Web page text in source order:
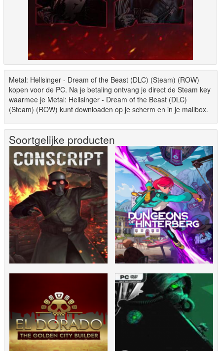
Metal: Hellsinger - Dream of the Beast (DLC) (Steam) (ROW)
kopen voor de PC. Na je betaling ontvang je direct de Steam key
waarmee je Metal: Hellsinger - Dream of the Beast (DLC)
(Steam) (ROW) kunt downloaden op je scherm en in je mailbox.
Soortgelijke producten